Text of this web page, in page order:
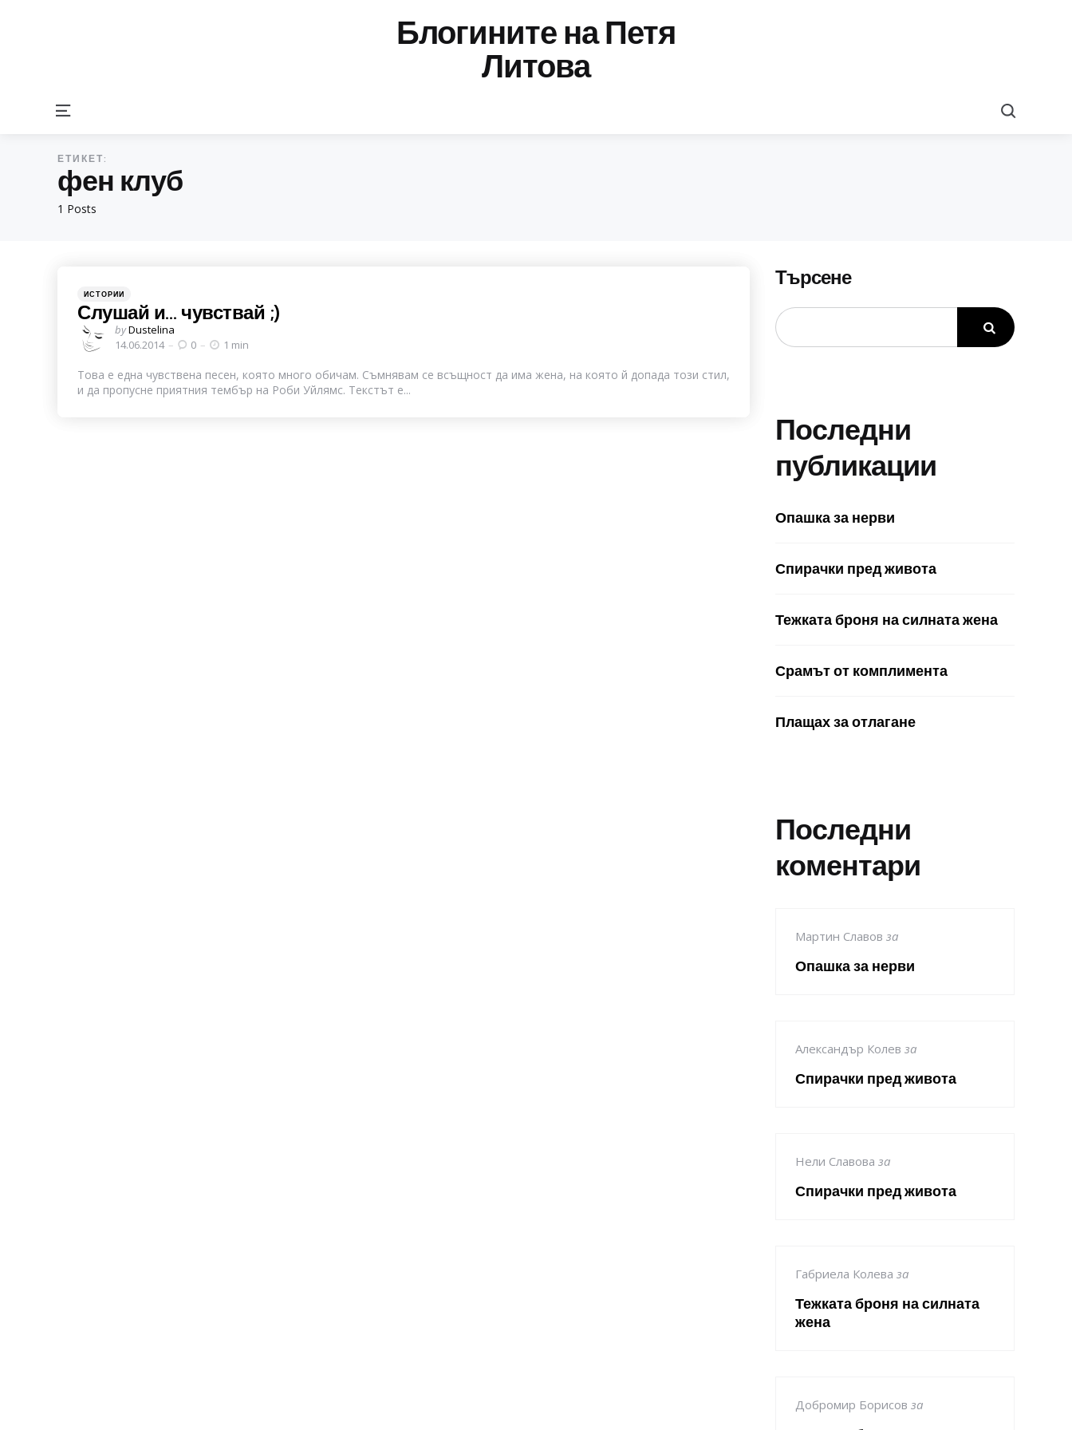
Блогините на Петя
Литова
Menu
1 Posts
ЕТИКЕТ:
фен клуб
Categories
Posted
ИСТОРИИ
Слушай и… чувствай ;)
Posted
by
byDustelina
14.06.2014
0 1 min
Това е една чувствена песен, която много обичам. Съмнявам се всъщност да има жена, на която й допада този стил,
и да пропусне приятния тембър на Роби Уйлямс. Текстът е...
Търсене
Последни
публикации
Опашка за нерви
Спирачки пред живота
Тежката броня на силната жена
Срамът от комплимента
Плащах за отлагане
Последни
коментари
Мартин Славов за
Опашка за нерви
Александър Колев за
Спирачки пред живота
Нели Славова за
Спирачки пред живота
Габриела Колева за
Тежката броня на силната
жена
Добромир Борисов за